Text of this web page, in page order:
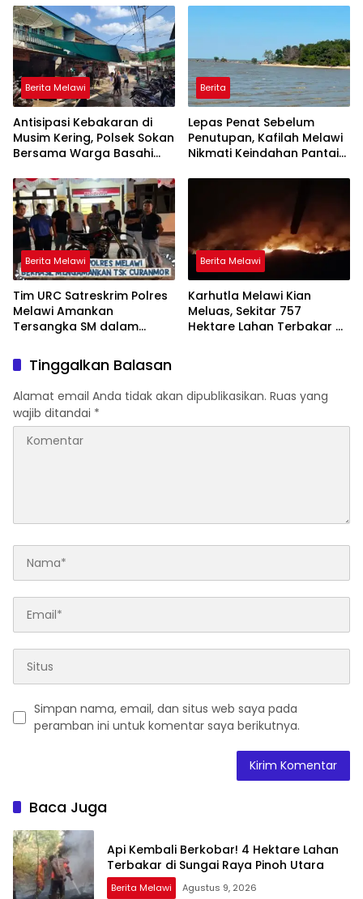
Tingkatkan Kewaspadaan
Berita Melawi
Antisipasi Kebakaran di
Musim Kering, Polsek Sokan
Bersama Warga Basahi
Berita
Lepas Penat Sebelum
Penutupan, Kafilah Melawi
Nikmati Keindahan Pantai
Berita Melawi
Tim URC Satreskrim Polres
Melawi Amankan
Tersangka SM dalam
Paal
Berita Melawi
Karhutla Melawi Kian
Meluas, Sekitar 757
Hektare Lahan Terbakar di
Tinggalkan Balasan
Alamat email Anda tidak akan dipublikasikan. Ruas yang
wajib ditandai *
Simpan nama, email, dan situs web saya pada
peramban ini untuk komentar saya berikutnya.
Baca Juga
Api Kembali Berkobar! 4 Hektare Lahan
Terbakar di Sungai Raya Pinoh Utara
Berita Melawi Agustus 9, 2026